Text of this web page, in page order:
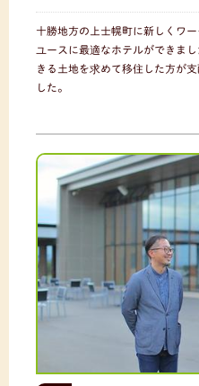
十勝地方の上士幌町に新しくワ
ユースに最適なホテルができま
きる土地を求めて移住した方が
した。